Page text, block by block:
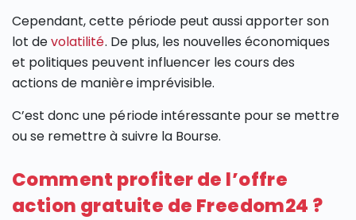
Cependant, cette période peut aussi apporter son
lot devolatilité. De plus, les nouvelles économiques
et politiques peuvent influencer les cours des
actions de manière imprévisible.
C’est donc une période intéressante pour se mettre
ou se remettre à suivre la Bourse.
Comment profiter de l’offre
action gratuite de Freedom24 ?